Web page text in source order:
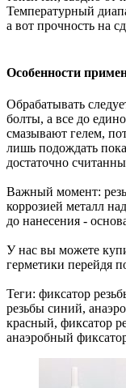
Температурный
а вот прочность на
Особенности
Обрабатывать
болты, а все до
смазывают гелем,
лишь подождать
достаточно
Важный момент:
коррозией металл
до нанесения -
У нас вы можете
герметики перейдя
Теги: фиксатор
резьбы синий,
красный, фиксатор
анаэробный